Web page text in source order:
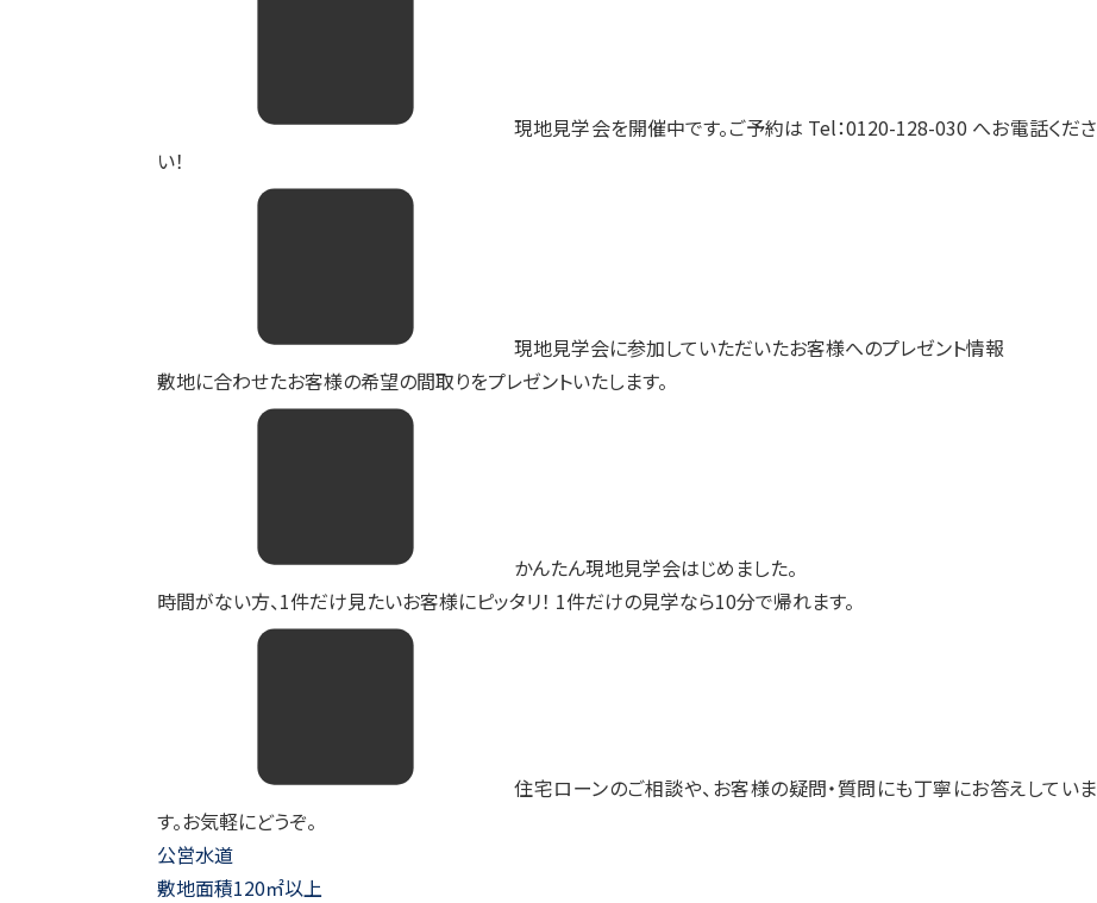
オンライン対応
現地見学会を開催中です。ご予約は Tel：0120-128-030 へお電話くださ
い！
現地見学会に参加していただいたお客様へのプレゼント情報
敷地に合わせたお客様の希望の間取りをプレゼントいたします。
かんたん現地見学会はじめました。
時間がない方、1件だけ見たいお客様にピッタリ！ 1件だけの見学なら10分で帰れます。
住宅ローンのご相談や、お客様の疑問・質問にも丁寧にお答えしていま
す。お気軽にどうぞ。
公営水道
敷地面積120㎡以上